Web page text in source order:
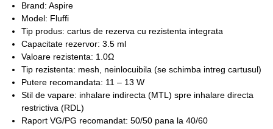
Brand: Aspire
Model: Fluffi
Tip produs: cartus de rezerva cu rezistenta integrata
Capacitate rezervor: 3.5 ml
Valoare rezistenta: 1.0Ω
Tip rezistenta: mesh, neinlocuibila (se schimba intreg cartusul)
Putere recomandata: 11 – 13 W
Stil de vapare: inhalare indirecta (MTL) spre inhalare directa
restrictiva (RDL)
Raport VG/PG recomandat: 50/50 pana la 40/60